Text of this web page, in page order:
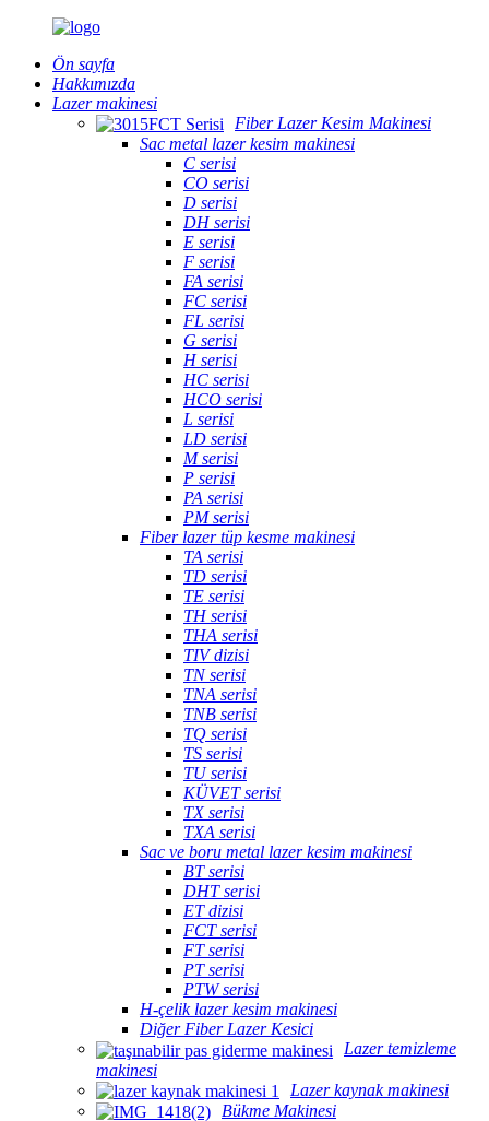
Ön sayfa
Hakkımızda
Lazer makinesi
Fiber Lazer Kesim Makinesi
Sac metal lazer kesim makinesi
C serisi
CO serisi
D serisi
DH serisi
E serisi
F serisi
FA serisi
FC serisi
FL serisi
G serisi
H serisi
HC serisi
HCO serisi
L serisi
LD serisi
M serisi
P serisi
PA serisi
PM serisi
Fiber lazer tüp kesme makinesi
TA serisi
TD serisi
TE serisi
TH serisi
THA serisi
TIV dizisi
TN serisi
TNA serisi
TNB serisi
TQ serisi
TS serisi
TU serisi
KÜVET serisi
TX serisi
TXA serisi
Sac ve boru metal lazer kesim makinesi
BT serisi
DHT serisi
ET dizisi
FCT serisi
FT serisi
PT serisi
PTW serisi
H-çelik lazer kesim makinesi
Diğer Fiber Lazer Kesici
Lazer temizleme
makinesi
Lazer kaynak makinesi
Bükme Makinesi